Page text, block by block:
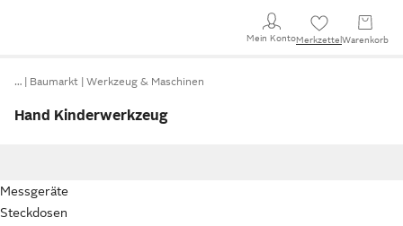
Mein KontoMerkzettel Warenkorb
… Baumarkt Werkzeug & Maschinen
Hand Kinderwerkzeug
Messgeräte
Steckdosen